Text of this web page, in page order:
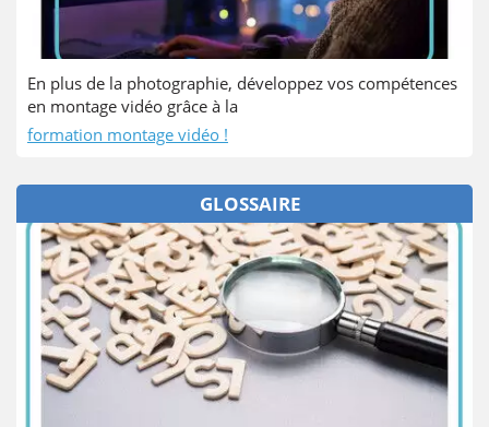
En plus de la photographie, développez vos compétences
en montage vidéo grâce à la
formation montage vidéo !
GLOSSAIRE